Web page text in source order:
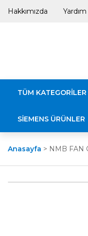
Hakkımızda Yardım
TÜM KATEGORİLER
SİEMENS ÜRÜNLER
Anasayfa NMB FAN